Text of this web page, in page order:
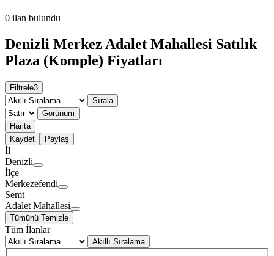
0 ilan bulundu
Denizli Merkez Adalet Mahallesi Satılık
Plaza (Komple) Fiyatları
Filtrele3
Sırala
Görünüm
Harita
Kaydet
Paylaş
İl
Denizli
İlçe
Merkezefendi
Semt
Adalet Mahallesi
Tümünü Temizle
Tüm İlanlar
Akıllı Sıralama